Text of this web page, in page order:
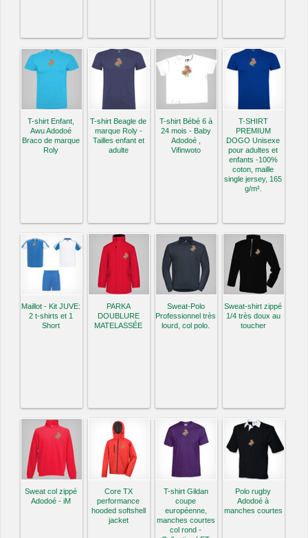
T-shirt Enfant,
Awu Adodoé
Braco de marque
Roly
T-shirt Beagle de
marque Roly -
Tailles enfant et
adulte
T-shirt Bébé 6 à
24 mois - Baby
Adodoé ,
Vifinwoto
T-SHIRT
PREMIUM
DOGO Unisexe
pour adultes et
enfants -100%
coton, maille
single jersey, 165
g/m².
Maillot - Kit JUVE:
2 t-shirts et 1
Short
PARKA
DOUBLURE
MATELASSÉE
Sweat-Polo
Professionnel très
lourd, col polo.
Sweat-shirt zippé
1/4 très doux au
toucher
Sweat col zippé
Adodoé - iM
Core TX
performance
hooded softshell
jacket
T-shirt Gildan
coupe
européenne,
manches courtes
col rond -
Polo rugby
Adodoé à
manches courtes